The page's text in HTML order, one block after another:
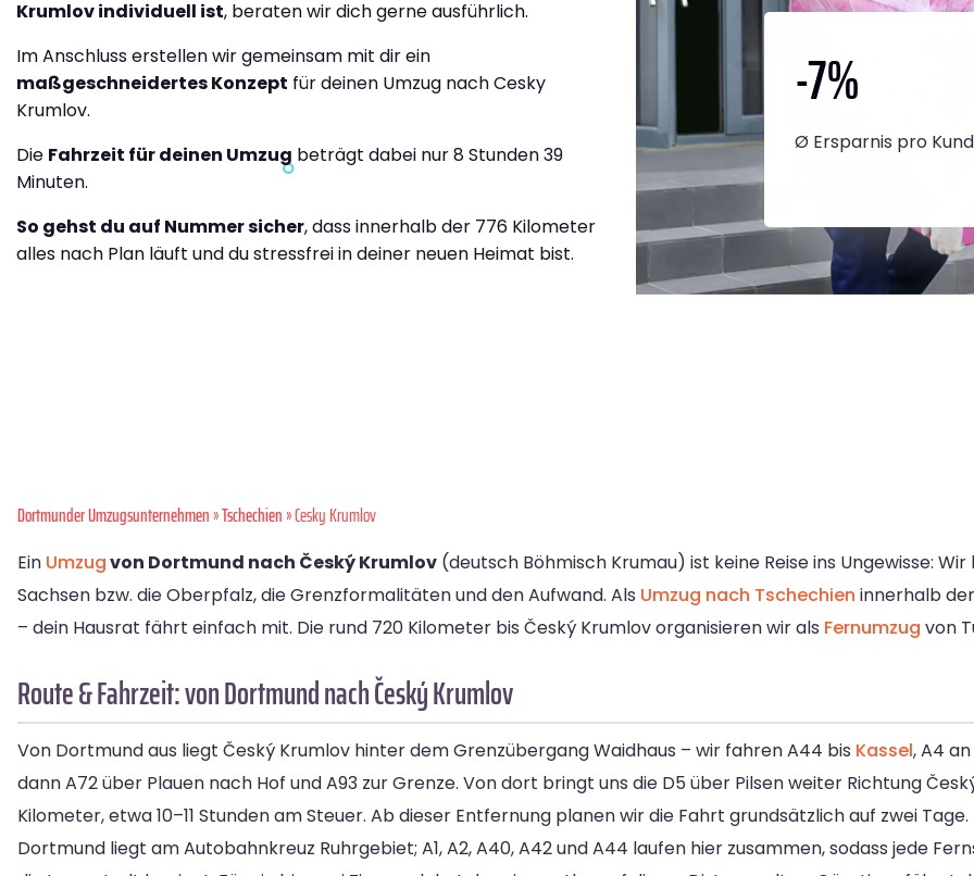
Krumlov individuell ist, beraten wir dich gerne ausführlich.
Im Anschluss erstellen wir gemeinsam mit dir ein
maßgeschneidertes Konzept für deinen Umzug nach Cesky
Krumlov.
Die Fahrzeit für deinen Umzug beträgt dabei nur 8 Stunden 39
Minuten.
So gehst du auf Nummer sicher, dass innerhalb der 776 Kilometer
alles nach Plan läuft und du stressfrei in deiner neuen Heimat bist.
-7%
Ø Ersparnis pro
Dortmunder Umzugsunternehmen»Tschechien» Cesky Krumlov
Ein Umzugvon Dortmund nach Český Krumlov (deutsch Böhmisch Krumau) ist keine Reise ins Ungewisse:
Sachsen bzw. die Oberpfalz, die Grenzformalitäten und den Aufwand. Als Umzug nach Tschechien innerhalb
– dein Hausrat fährt einfach mit. Die rund 720 Kilometer bis Český Krumlov organisieren wir als Fernumzug von
Route & Fahrzeit: von Dortmund nach Český Krumlov
Von Dortmund aus liegt Český Krumlov hinter dem Grenzübergang Waidhaus – wir fahren A44 bis Kassel, A4 an
dann A72 über Plauen nach Hof und A93 zur Grenze. Von dort bringt uns die D5 über Pilsen weiter Richtung
Kilometer, etwa 10–11 Stunden am Steuer. Ab dieser Entfernung planen wir die Fahrt grundsätzlich auf zwei Tage.
Dortmund liegt am Autobahnkreuz Ruhrgebiet; A1, A2, A40, A42 und A44 laufen hier zusammen, sodass jede